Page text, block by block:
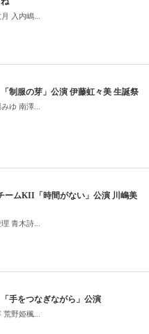
入内嶋...
制服の芽」公演 伊藤虹々美 生誕祭
ゆ 南澤...
ームKII「時間がない」公演 川嶋美
青木詩...
手をつなぎながら」公演
野姫楓...